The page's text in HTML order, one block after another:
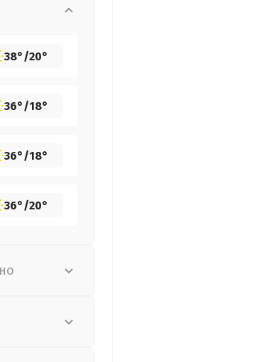
38°/20°
36°/18°
36°/18°
36°/20°